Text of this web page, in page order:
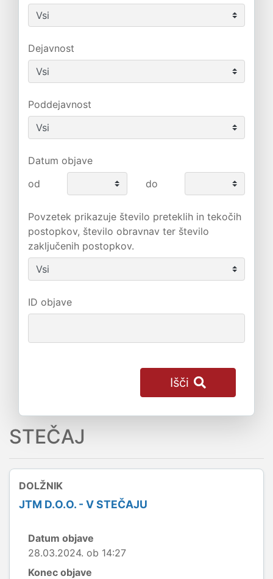
Dejavnost
Poddejavnost
Datum objave
od
do
Povzetek prikazuje število preteklih in tekočih
postopkov, število obravnav ter število
zaključenih postopkov.
ID objave
Išči
STEČAJ
DOLŽNIK
JTM D.O.O. - V STEČAJU
Datum objave
28.03.2024. ob 14:27
Konec objave